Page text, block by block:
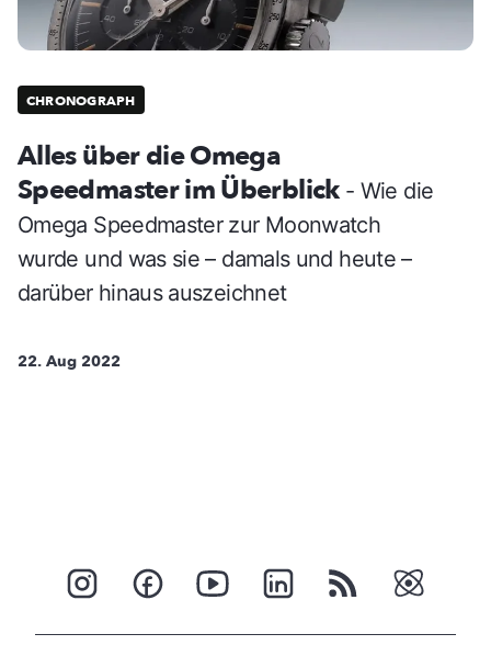
CHRONOGRAPH
Alles über die Omega
Speedmaster im Überblick - Wie die
Omega Speedmaster zur Moonwatch
wurde und was sie – damals und heute –
darüber hinaus auszeichnet
22. Aug 2022